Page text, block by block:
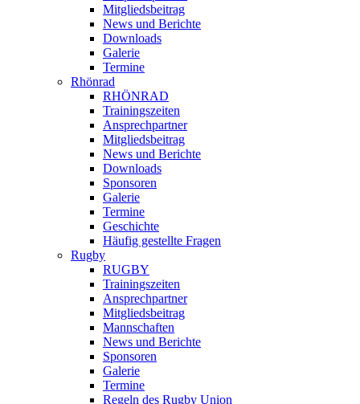
Mitgliedsbeitrag
News und Berichte
Downloads
Galerie
Termine
Rhönrad
RHÖNRAD
Trainingszeiten
Ansprechpartner
Mitgliedsbeitrag
News und Berichte
Downloads
Sponsoren
Galerie
Termine
Geschichte
Häufig gestellte Fragen
Rugby
RUGBY
Trainingszeiten
Ansprechpartner
Mitgliedsbeitrag
Mannschaften
News und Berichte
Sponsoren
Galerie
Termine
Regeln des Rugby Union